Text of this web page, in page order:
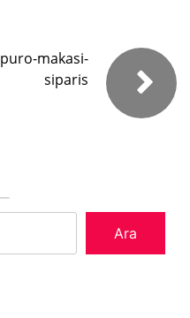
puro-makasi-
siparis
Ara